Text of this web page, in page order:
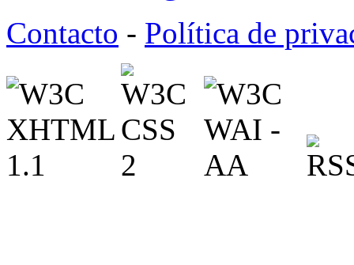
Contacto - Política de